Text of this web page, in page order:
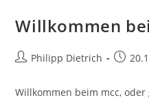
Willkommen
Beitrags-
Philipp Dietrich
Beitrag
Willkommen beim mcc,